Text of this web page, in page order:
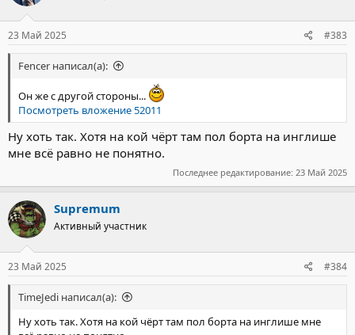
и
:
23 Май 2025 #383
Fencer написал(а):
Он же с другой стороны...
Посмотреть вложение 52011
Ну хоть так. Хотя на кой чёрт там пол борта на инглише
мне всё равно не понятно.
Последнее редактирование: 23 Май 2025
Supremum
Активный участник
23 Май 2025 #384
TimeJedi написал(а):
Ну хоть так. Хотя на кой чёрт там пол борта на инглише мне